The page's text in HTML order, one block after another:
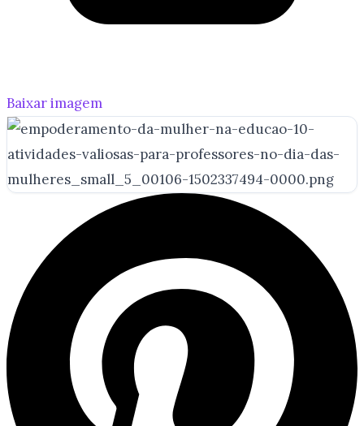
Baixar imagem